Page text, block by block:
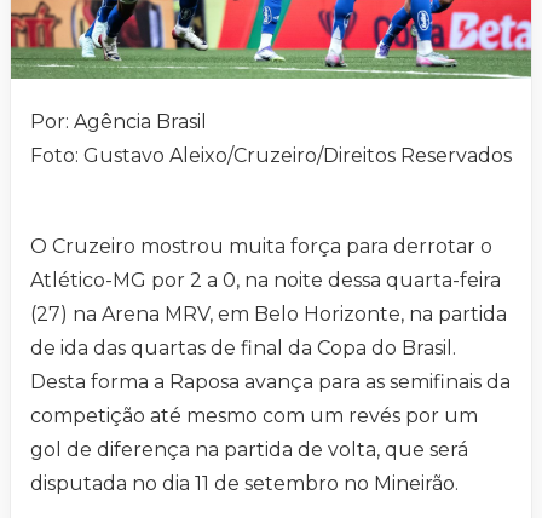
Por: Agência Brasil
Foto: Gustavo Aleixo/Cruzeiro/Direitos Reservados
O Cruzeiro mostrou muita força para derrotar o
Atlético-MG por 2 a 0, na noite dessa quarta-feira
(27) na Arena MRV, em Belo Horizonte, na partida
de ida das quartas de final da Copa do Brasil.
Desta forma a Raposa avança para as semifinais da
competição até mesmo com um revés por um
gol de diferença na partida de volta, que será
disputada no dia 11 de setembro no Mineirão.